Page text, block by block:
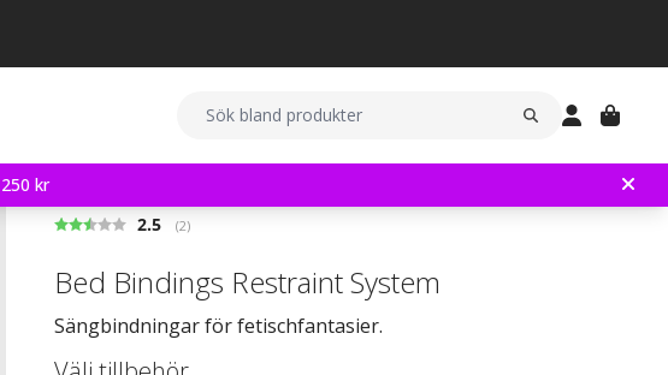
kr
Snittbetyg:
2.5 (röster:
2)
Bed Bindings Restraint System
Sängbindningar för fetischfantasier.